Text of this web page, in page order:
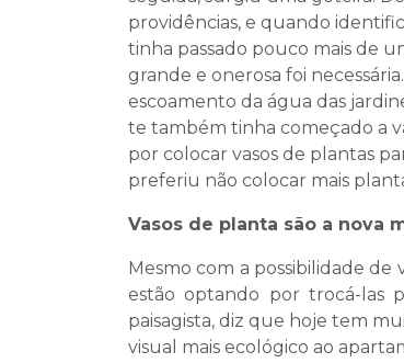
providências, e quando
tinha passado pouco mais de
grande e onerosa foi
escoamento da água das
te também tinha começado a
por colocar vasos de plantas
preferiu não colocar mais
Vasos de planta são a nova
Mesmo com a possibilidade
estão optando por trocá-las
paisagista, diz que hoje tem
visual mais ecológico ao